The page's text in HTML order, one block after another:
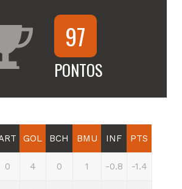
97
PONTOS
GOL BCH BMU INF PTS
0 4 0 1 -0.8 -1.4